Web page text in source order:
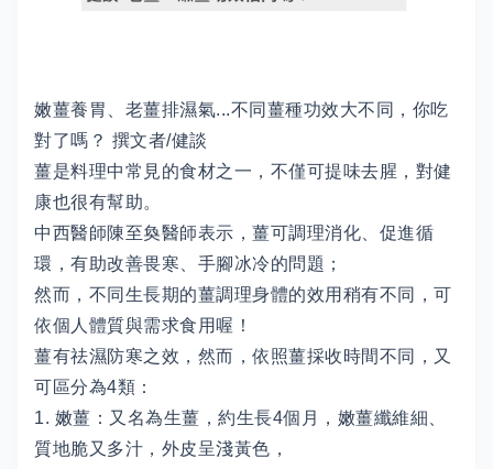
嫩薑養胃、老薑排濕氣...不同薑種功效大不同，你吃
對了嗎？ 撰文者/健談
薑是料理中常見的食材之一，不僅可提味去腥，對健
康也很有幫助。
中西醫師陳至奐醫師表示，薑可調理消化、促進循
環，有助改善畏寒、手腳冰冷的問題；
然而，不同生長期的薑調理身體的效用稍有不同，可
依個人體質與需求食用喔！
薑有祛濕防寒之效，然而，依照薑採收時間不同，又
可區分為4類：
1. 嫩薑：又名為生薑，約生長4個月，嫩薑纖維細、
質地脆又多汁，外皮呈淺黃色，